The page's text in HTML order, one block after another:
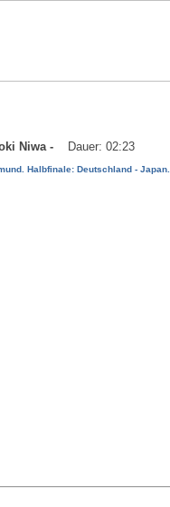
Niwa - Dauer: 02:23
Halbfinale: Deutschland - Japan.